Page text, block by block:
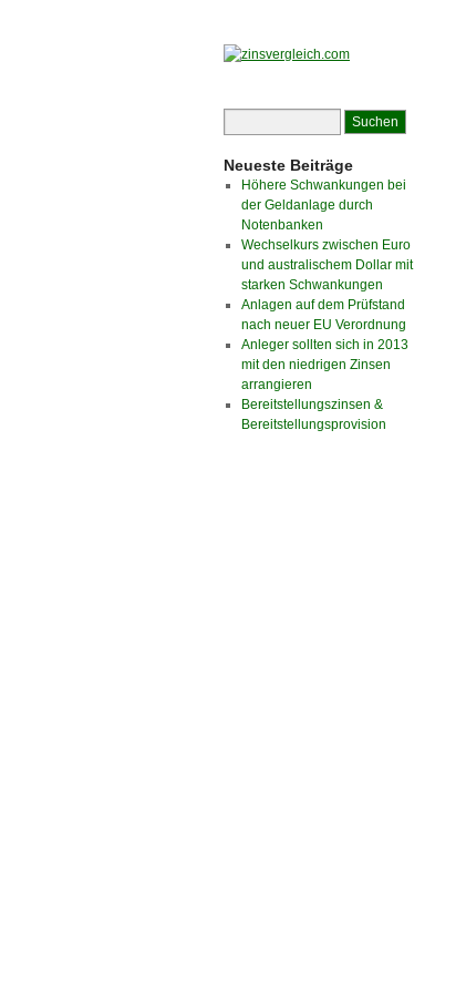
Neueste Beiträge
Höhere Schwankungen bei
der Geldanlage durch
Notenbanken
Wechselkurs zwischen Euro
und australischem Dollar mit
starken Schwankungen
Anlagen auf dem Prüfstand
nach neuer EU Verordnung
Anleger sollten sich in 2013
mit den niedrigen Zinsen
arrangieren
Bereitstellungszinsen &
Bereitstellungsprovision